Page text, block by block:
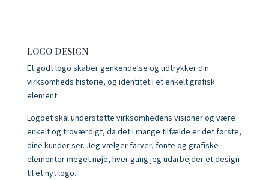
LOGO DESIGN
Et godt logo skaber genkendelse og udtrykker din
virksomheds historie, og identitet i et enkelt grafisk
element.
Logoet skal understøtte virksomhedens visioner og være
enkelt og troværdigt, da det i mange tilfælde er det første,
dine kunder ser. Jeg vælger farver, fonte og grafiske
elementer meget nøje, hver gang jeg udarbejder et design
til et nyt logo.